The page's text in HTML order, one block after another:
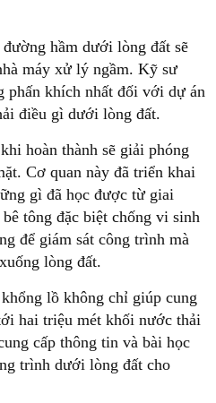
hầm dưới lòng đất sẽ
máy xử lý ngầm. Kỹ sư
phấn khích nhất đối với dự án
điều gì dưới lòng đất.
hoàn thành sẽ giải phóng
Cơ quan này đã triển khai
gì đã học được từ giai
tông đặc biệt chống vi sinh
để giám sát công trình mà
lòng đất.
lồ không chỉ giúp cung
hai triệu mét khối nước thải
cấp thông tin và bài học
trình dưới lòng đất cho